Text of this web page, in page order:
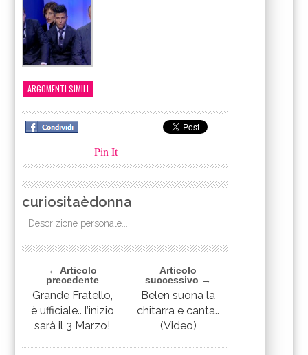
ARGOMENTI SIMILI
Pin It
curiositaèdonna
...Descrizione personale...
← Articolo
precedente
Grande Fratello,
è ufficiale.. l’inizio
sarà il 3 Marzo!
Articolo
successivo →
Belen suona la
chitarra e canta..
(Video)